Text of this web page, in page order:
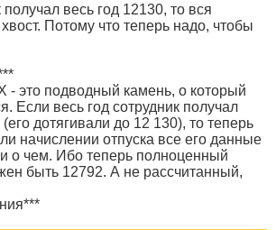
весь год 12130, то вся
Потому что теперь надо, чтобы
это подводный камень, о который
Если весь год сотрудник получал
дотягивали до 12 130), то теперь
начислении отпуска все его данные
о чем. Ибо теперь полноценный
быть 12792. А не рассчитанный,